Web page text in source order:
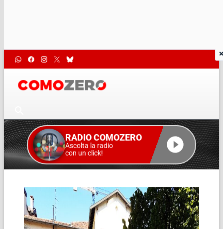
RADIO COMOZERO
Ascolta la radio
con un click!